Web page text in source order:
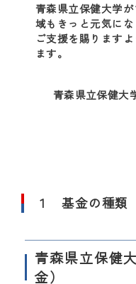
青森県立保健大学
域もきっと元気に
ご支援を賜ります
ます。
青森県立保健
１ 基金の種類
青森県立保健
金）